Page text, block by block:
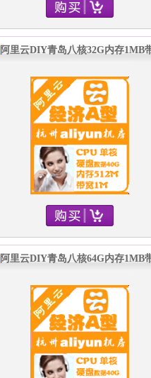
阿里云DIY青岛八核32G内存1MB
阿里云DIY青岛八核64G内存1MB